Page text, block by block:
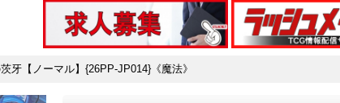
牙【ノーマル】{26PP-JP014}《魔法》